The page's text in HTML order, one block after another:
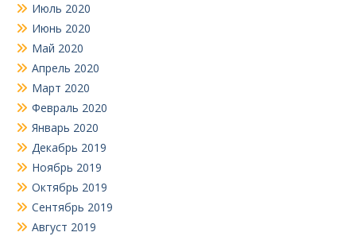
Июль 2020
Июнь 2020
Май 2020
Апрель 2020
Март 2020
Февраль 2020
Январь 2020
Декабрь 2019
Ноябрь 2019
Октябрь 2019
Сентябрь 2019
Август 2019